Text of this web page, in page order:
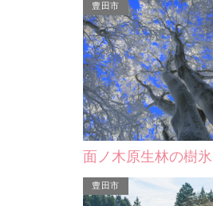
然がいっぱい。 一周１…
豊田市
面ノ木原生林の樹氷
豊田市